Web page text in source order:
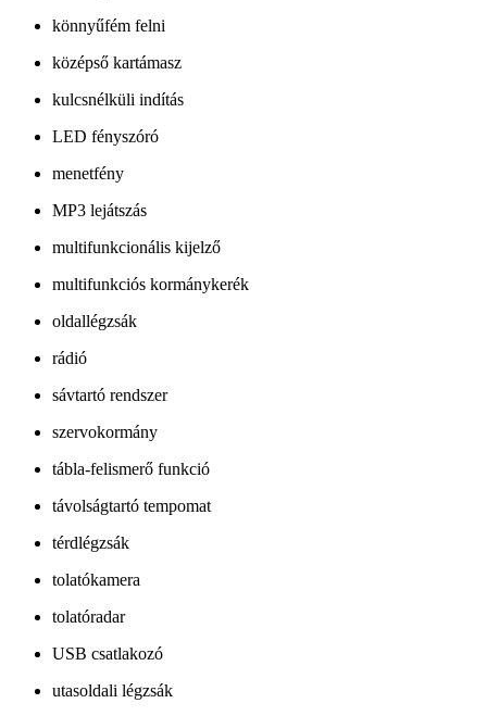
könnyűfém felni
középső kartámasz
kulcsnélküli indítás
LED fényszóró
menetfény
MP3 lejátszás
multifunkcionális kijelző
multifunkciós kormánykerék
oldallégzsák
rádió
sávtartó rendszer
szervokormány
tábla-felismerő funkció
távolságtartó tempomat
térdlégzsák
tolatókamera
tolatóradar
USB csatlakozó
utasoldali légzsák